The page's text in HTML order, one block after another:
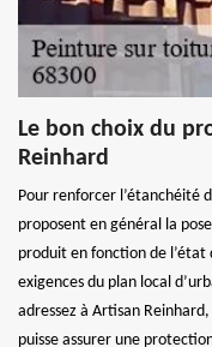
Le bon choix du
Reinhard
Pour renforcer l’étanchéité
proposent en général la
produit en fonction de
exigences du plan local
adressez à Artisan
puisse assurer une